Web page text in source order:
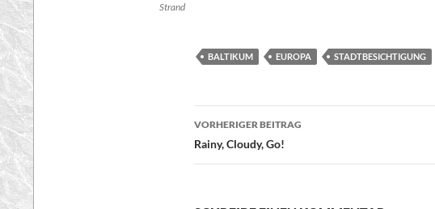
Strand
BALTIKUM EUROPA STADTBESICHTIGUNG
Beitragsnavigation
VORHERIGER BEITRAG
Rainy, Cloudy, Go!